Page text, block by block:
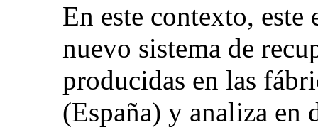
En este contexto, este
nuevo sistema de
producidas en las
(España) y analiza en